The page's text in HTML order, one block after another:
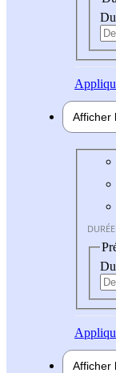
Afficher
Afficher